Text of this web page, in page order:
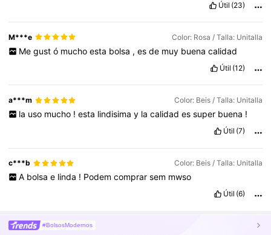
Útil (23)
M***e Color: Rosa / Talla: Unitalla
Me gust ó mucho esta bolsa , es de muy buena calidad
Útil (12)
a***m Color: Beis / Talla: Unitalla
la uso mucho ! esta lindisima y la calidad es super buena !
Útil (7)
c***b Color: Beis / Talla: Unitalla
A bolsa e linda ! Podem comprar sem mwso
Útil (6)
#BolsosModernos